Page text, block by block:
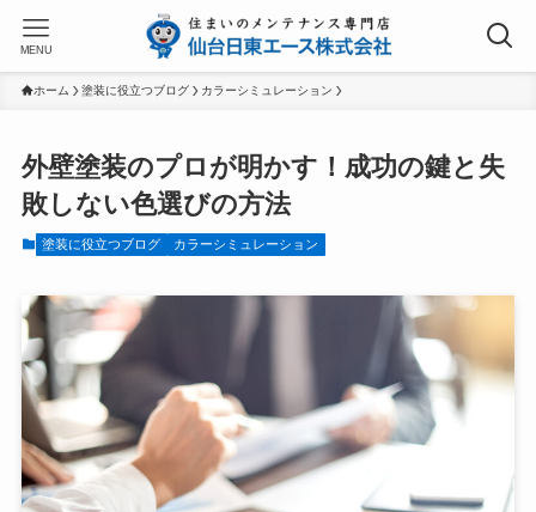
MENU
ホーム 塗装に役立つブログ カラーシミュレーション
外壁塗装のプロが明かす！成功の鍵と失
敗しない色選びの方法
塗装に役立つブログ カラーシミュレーション